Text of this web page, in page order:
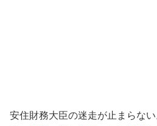
安住財務大臣の迷走が止まらな